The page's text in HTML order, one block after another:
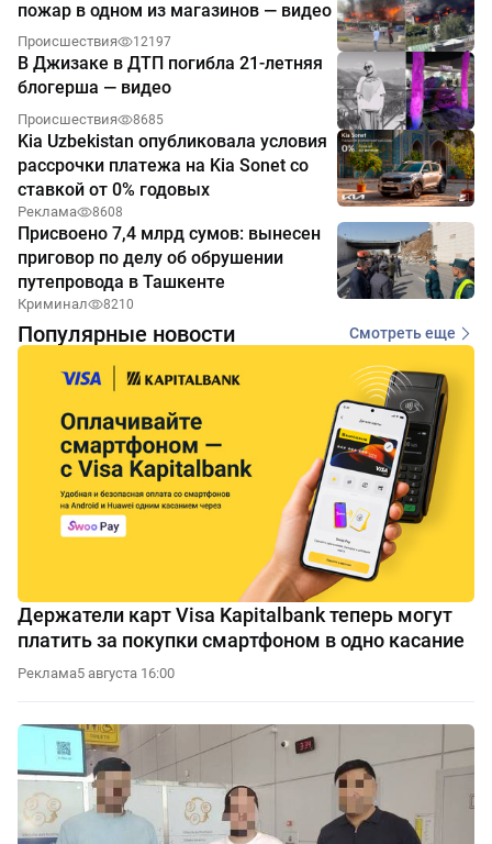
пожар в одном из магазинов — видео
Происшествия 12197
В Джизаке в ДТП погибла 21-летняя
блогерша — видео
Происшествия 8685
Kia Uzbekistan опубликовала условия
рассрочки платежа на Kia Sonet со
ставкой от 0% годовых
Реклама 8608
Присвоено 7,4 млрд сумов: вынесен
приговор по делу об обрушении
путепровода в Ташкенте
Криминал 8210
Популярные новости Смотреть еще
Держатели карт Visa Kapitalbank теперь могут
платить за покупки смартфоном в одно касание
Реклама5 августа 16:00